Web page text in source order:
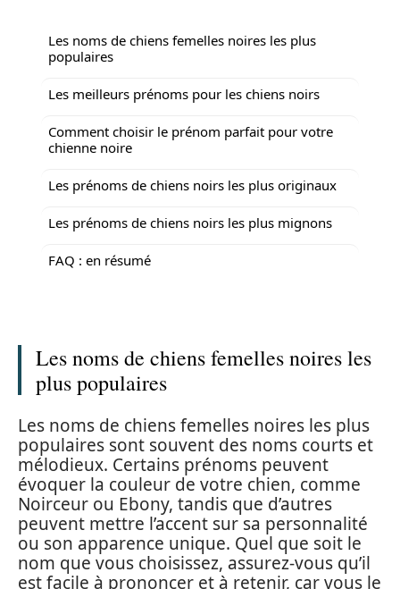
Les noms de chiens femelles noires les plus
populaires
Les meilleurs prénoms pour les chiens noirs
Comment choisir le prénom parfait pour votre
chienne noire
Les prénoms de chiens noirs les plus originaux
Les prénoms de chiens noirs les plus mignons
FAQ : en résumé
Les noms de chiens femelles noires les
plus populaires
Les noms de chiens femelles noires les plus
populaires sont souvent des noms courts et
mélodieux. Certains prénoms peuvent
évoquer la couleur de votre chien, comme
Noirceur ou Ebony, tandis que d’autres
peuvent mettre l’accent sur sa personnalité
ou son apparence unique. Quel que soit le
nom que vous choisissez, assurez-vous qu’il
est facile à prononcer et à retenir, car vous le